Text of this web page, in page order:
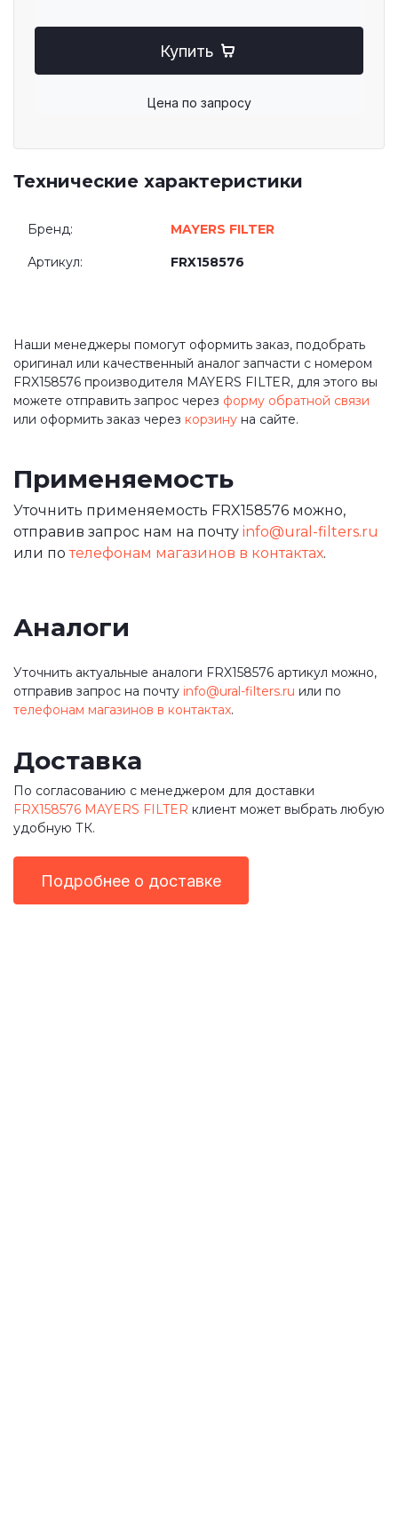
Купить
Цена по запросу
Технические характеристики
Бренд: MAYERS FILTER
Артикул: FRX158576
Наши менеджеры помогут оформить заказ, подобрать
оригинал или качественный аналог запчасти с номером
FRX158576 производителя MAYERS FILTER, для этого вы
можете отправить запрос через форму обратной связи
или оформить заказ через корзину на сайте.
Применяемость
Уточнить применяемость FRX158576 можно,
отправив запрос нам на почту info@ural-filters.ru
или потелефонам магазинов в контактах.
Аналоги
Уточнить актуальные аналоги FRX158576 артикул можно,
отправив запрос на почту info@ural-filters.ru или по
телефонам магазинов в контактах.
Доставка
По согласованию с менеджером для доставки
FRX158576 MAYERS FILTER клиент может выбрать любую
удобную ТК.
Подробнее о доставке